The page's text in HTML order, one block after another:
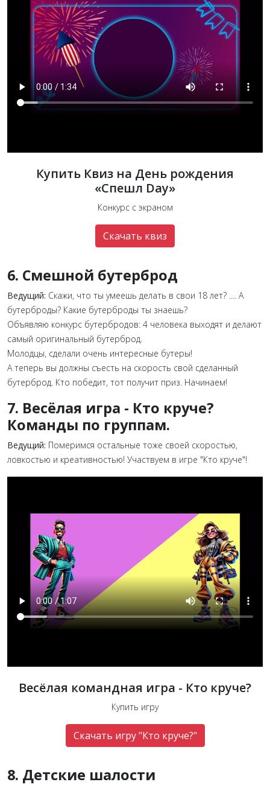
Купить Квиз на День рождения
«Спешл Day»
Конкурс с экраном
Скачать квиз
6. Смешной бутерброд
Ведущий: Скажи, что ты умеешь делать в свои 18 лет? .... А
бутерброды? Какие бутерброды ты знаешь?
Объявляю конкурс бутербродов: 4 человека выходят и делают
самый оригинальный бутерброд.
Молодцы, сделали очень интересные бутеры!
А теперь вы должны съесть на скорость свой сделанный
бутерброд. Кто победит, тот получит приз. Начинаем!
7. Весёлая игра - Кто круче?
Команды по группам.
Ведущий: Померимся остальные тоже своей скоростью,
ловкостью и креативностью! Участвуем в игре "Кто круче"!
Весёлая командная игра - Кто круче?
Купить игру
Скачать игру "Кто круче?"
8. Детские шалости